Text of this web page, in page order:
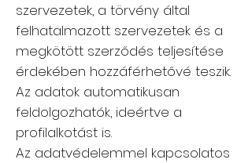
szervezetek, a törvény által
felhatalmazott szervezetek és a
megkötött szerződés teljesítése
érdekében hozzáférhetővé teszik.
Az adatok automatikusan
feldolgozhatók, ideértve a
profilalkotást is.
Az adatvédelemmel kapcsolatos